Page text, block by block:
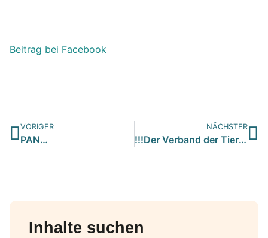
Beitrag bei Facebook
VORIGER
PAN…
NÄCHSTER
!!!Der Verband der Tierschutzvereine in Rumänien ruft auf zu…
Inhalte suchen